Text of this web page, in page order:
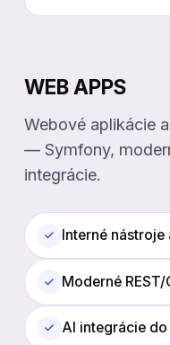
WEB APPS
Webové aplikácie
— Symfony,
integrácie.
Interné
Moderné
AI integrácie